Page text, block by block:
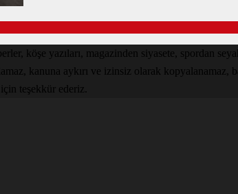
köşe yazıları, magazinden siyasete, spordan
kanuna aykırı ve izinsiz olarak
teşekkür ederiz.